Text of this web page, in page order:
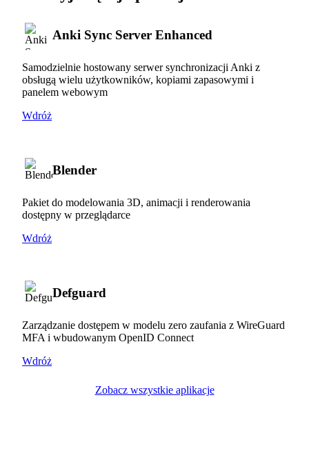
Anki Sync Server Enhanced
Samodzielnie hostowany serwer synchronizacji Anki z
obsługą wielu użytkowników, kopiami zapasowymi i
panelem webowym
Wdróż
Blender
Pakiet do modelowania 3D, animacji i renderowania
dostępny w przeglądarce
Wdróż
Defguard
Zarządzanie dostępem w modelu zero zaufania z WireGuard
MFA i wbudowanym OpenID Connect
Wdróż
Zobacz wszystkie aplikacje